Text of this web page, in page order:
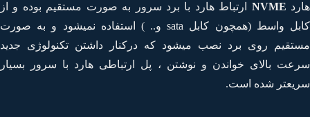
NVMEارتباط هارد با برد سرور به صورت مستقیم بوده و از
کابل واسط (همچون کابل sata و.. ) استفاده نمیشود و به صورت
روی برد نصب میشود که درکنار داشتن تکنولوژی جدید
بالای خواندن و نوشتن ، پل ارتباطی هارد با سرور بسیار
شده است.